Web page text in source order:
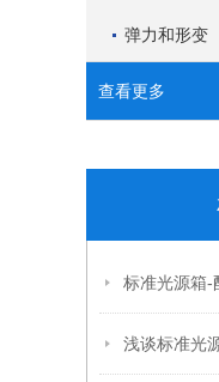
弹力和形变
查看更多
标准光源箱-
浅谈标准光